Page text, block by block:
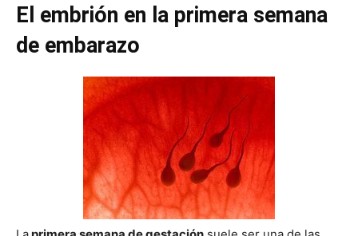
El embrión en la primera semana
de embarazo